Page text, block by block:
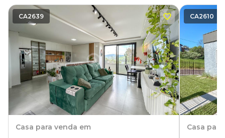
CA2639
Casa para venda em
CA2610
Casa